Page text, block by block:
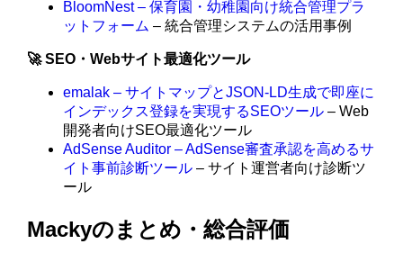
BloomNest – 保育園・幼稚園向け統合管理プラ
ットフォーム – 統合管理システムの活用事例
🚀 SEO・Webサイト最適化ツール
emalak – サイトマップとJSON-LD生成で即座に
インデックス登録を実現するSEOツール – Web
開発者向けSEO最適化ツール
AdSense Auditor – AdSense審査承認を高めるサ
イト事前診断ツール – サイト運営者向け診断ツ
ール
Mackyのまとめ・総合評価